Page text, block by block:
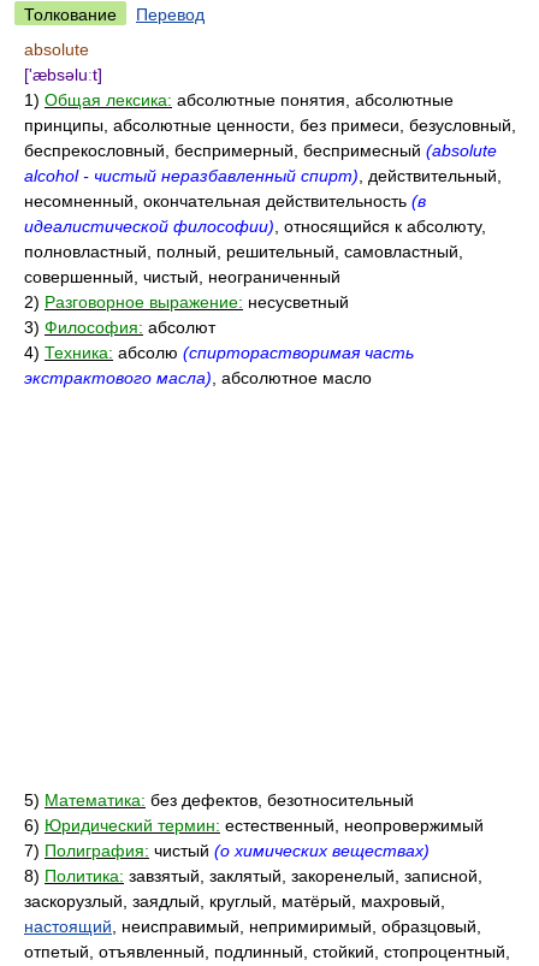
Толкование
Перевод
absolute
['æbsəluːt]
1) Общая лексика: абсолютные понятия, абсолютные
принципы, абсолютные ценности, без примеси, безусловный,
беспрекословный, беспримерный, беспримесный (absolute
alcohol - чистый неразбавленный спирт) , действительный,
несомненный, окончательная действительность (в
идеалистической философии) , относящийся к абсолюту,
полновластный, полный, решительный, самовластный,
совершенный, чистый, неограниченный
2) Разговорное выражение: несусветный
3) Философия: абсолют
4) Техника: абсолю (спирторастворимая часть
экстрактового масла) , абсолютное масло
5) Математика: без дефектов, безотносительный
6) Юридический термин: естественный, неопровержимый
7) Полиграфия: чистый (о химических веществах)
8) Политика: завзятый, заклятый, закоренелый, записной,
заскорузлый, заядлый, круглый, матёрый, махровый,
настоящий , неисправимый, непримиримый, образцовый,
отпетый, отъявленный, подлинный, стойкий, стопроцентный,